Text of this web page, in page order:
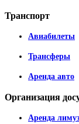
Транспорт
Авиабилеты
Трансферы
Аренда авто
Организация
Аренда